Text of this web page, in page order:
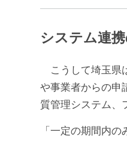
システム連
こうして埼玉県
や事業者からの申
質管理システム、
「一定の期間内